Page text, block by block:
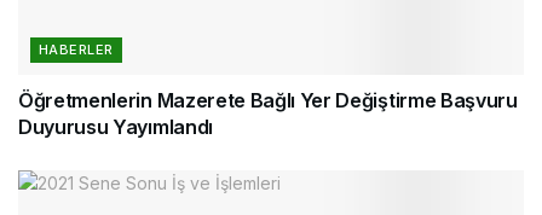
HABERLER
Öğretmenlerin Mazerete Bağlı Yer Değiştirme Başvuru
Duyurusu Yayımlandı